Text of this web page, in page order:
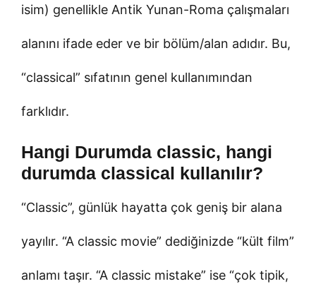
isim) genellikle Antik Yunan-Roma çalışmaları
alanını ifade eder ve bir bölüm/alan adıdır. Bu,
“classical” sıfatının genel kullanımından
farklıdır.
Hangi Durumda classic, hangi
durumda classical kullanılır?
“Classic”, günlük hayatta çok geniş bir alana
yayılır. “A classic movie” dediğinizde “kült film”
anlamı taşır. “A classic mistake” ise “çok tipik,